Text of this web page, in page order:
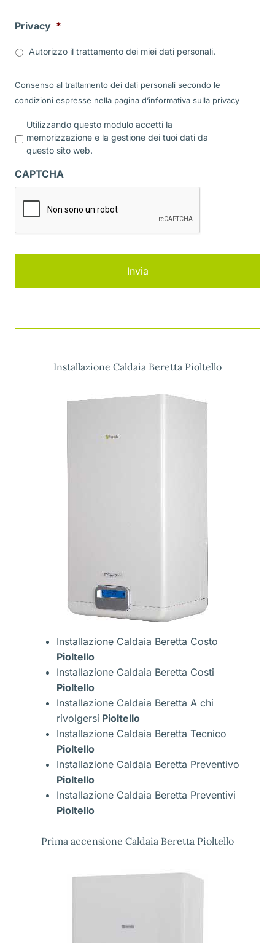
Privacy *
Autorizzo il trattamento dei miei dati personali.
Consenso al trattamento dei dati personali secondo le
condizioni espresse nella pagina d’informativa sulla privacy
r
a
c
Utilizzando questo modulo accetti la
memorizzazione e la gestione dei tuoi dati da
questo sito web.
CAPTCHA
Installazione Caldaia Beretta Pioltello
Installazione Caldaia Beretta Costo
Pioltello
Installazione Caldaia Beretta Costi
Pioltello
Installazione Caldaia Beretta A chi
rivolgersi Pioltello
Installazione Caldaia Beretta Tecnico
Pioltello
Installazione Caldaia Beretta Preventivo
Pioltello
Installazione Caldaia Beretta Preventivi
Pioltello
Prima accensione Caldaia Beretta Pioltello